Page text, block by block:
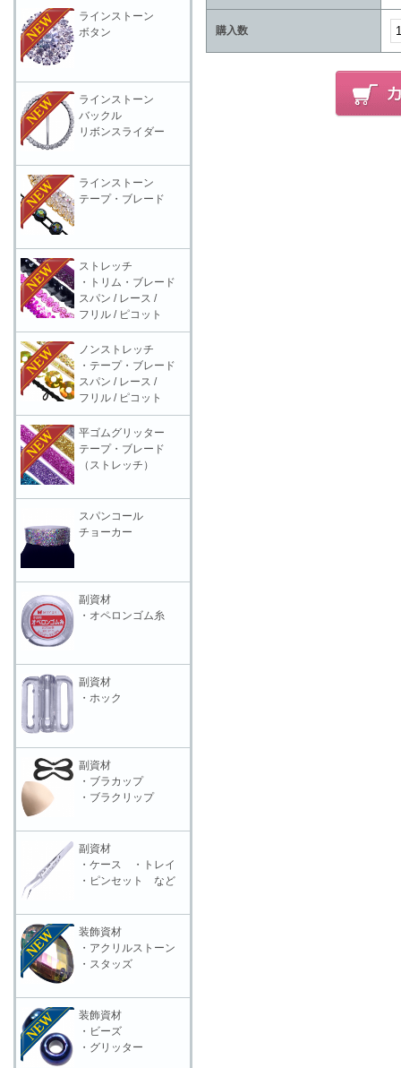
購入数
ラインストーン
ボタン
ラインストーン
バックル
リボンスライダー
ラインストーン
テープ・ブレード
ストレッチ
・トリム・ブレード
スパン / レース /
フリル / ピコット
ノンストレッチ
・テープ・ブレード
スパン / レース /
フリル / ピコット
平ゴムグリッター
テープ・ブレード
（ストレッチ）
スパンコール
チョーカー
副資材
・オペロンゴム糸
副資材
・ホック
副資材
・ブラカップ
・ブラクリップ
副資材
・ケース ・トレイ
・ピンセット など
装飾資材
・アクリルストーン
・スタッズ
装飾資材
・ビーズ
・グリッター